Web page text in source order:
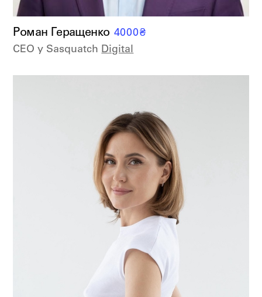
Роман Геращенко 4000₴
CEO у Sasquatch Digital